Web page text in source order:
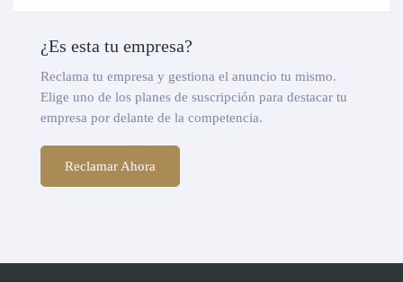
¿Es esta tu empresa?
Reclama tu empresa y gestiona el anuncio tu mismo.
Elige uno de los planes de suscripción para destacar tu
empresa por delante de la competencia.
Reclamar Ahora